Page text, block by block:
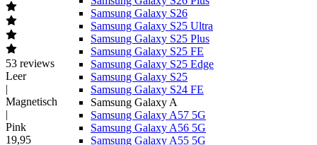
Samsung Galaxy S26
Samsung Galaxy S25 Ultra
Samsung Galaxy S25 Plus
Samsung Galaxy S25 FE
Samsung Galaxy S25 Edge
Samsung Galaxy S25
Samsung Galaxy S24 FE
Samsung Galaxy A
Samsung Galaxy A57 5G
Samsung Galaxy A56 5G
Samsung Galaxy A55 5G
53 reviews
Leer
|
Magnetisch
|
Pink
19,95